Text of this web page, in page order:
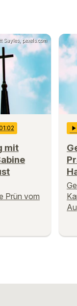
Sayles, pexels.com
mit
Prün vom
play_arrow